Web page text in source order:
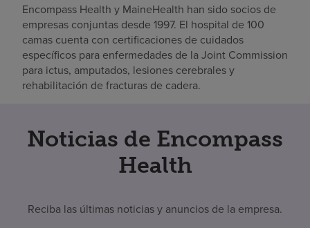
Encompass Health y MaineHealth han sido socios de
empresas conjuntas desde 1997. El hospital de 100
camas cuenta con certificaciones de cuidados
específicos para enfermedades de la Joint Commission
para ictus, amputados, lesiones cerebrales y
rehabilitación de fracturas de cadera.
Noticias de Encompass
Health
Reciba las últimas noticias y anuncios de la empresa.